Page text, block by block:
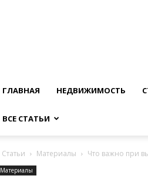
ГЛАВНАЯ НЕДВИЖИМОСТЬ
ВСЕ СТАТЬИ
Статьи Материалы Что важно при
Материалы